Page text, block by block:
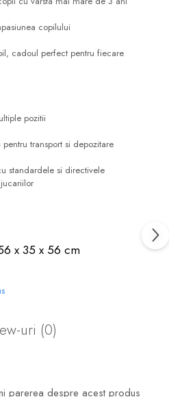
copilului
cadoul perfect pentru fiecare
pozitii
transport si depozitare
standardele si directivele
x 35 x 56 cm
uri (0)
parerea despre acest produs